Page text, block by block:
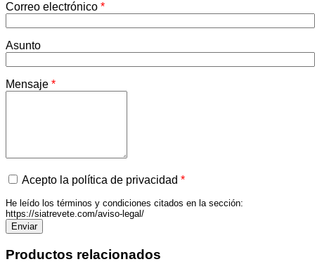
Correo electrónico *
Asunto
Mensaje *
Acepto la política de privacidad *
He leído los términos y condiciones citados en la sección:
https://siatrevete.com/aviso-legal/
Productos relacionados